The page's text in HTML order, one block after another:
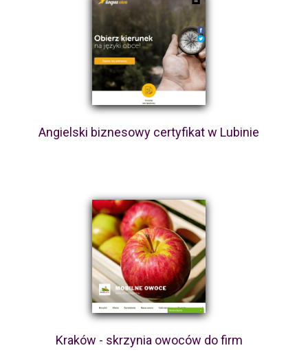
Angielski biznesowy certyfikat w Lubinie
Kraków - skrzynia owoców do firm